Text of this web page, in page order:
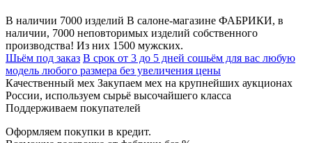
В наличии 7000 изделий В салоне-магазине ФАБРИКИ, в
наличии, 7000 неповторимых изделий собственного
производства! Из них 1500 мужских.
Шьём под заказ В срок от 3 до 5 дней сошьём для вас любую
модель любого размера без увеличения цены
Качественный мех Закупаем мех на крупнейших аукционах
России, используем сырьё высочайшего класса
Поддерживаем покупателей
Оформляем покупки в кредит.